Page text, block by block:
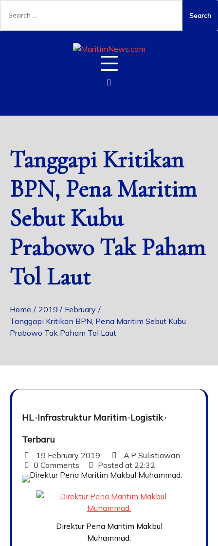
Tanggapi Kritikan
BPN, Pena Maritim
Sebut Kubu
Prabowo Tak Paham
Tol Laut
Home 2019
February
Tanggapi Kritikan BPN, Pena Maritim Sebut Kubu
Prabowo Tak Paham Tol Laut
HL Infrastruktur Maritim Logistik
Terbaru
19 February 2019
A.P Sulistiawan
0 Comments
Posted at 22:32
Direktur Pena Maritim Makbul
Muhammad.